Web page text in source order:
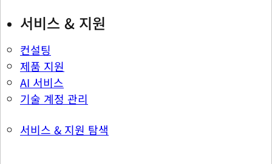
서비스 & 지원
컨설팅
제품 지원
AI 서비스
기술 계정 관리
서비스 & 지원 탐색